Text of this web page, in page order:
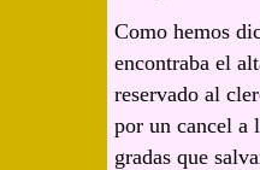
Como hemos
encontraba el
reservado al
por un cancel a
gradas que